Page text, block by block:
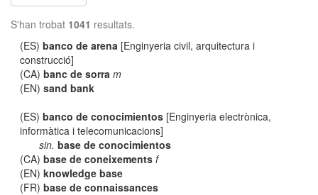
S'han trobat 1041 resultats.
(ES)banco de arena [Enginyeria civil, arquitectura i
construcció]
(CA)banc de sorra m
(EN)sand bank
(ES)banco de conocimientos [Enginyeria electrònica,
informàtica i telecomunicacions]
sin. base de conocimientos
(CA)base de coneixements f
(EN)knowledge base
(FR)base de connaissances